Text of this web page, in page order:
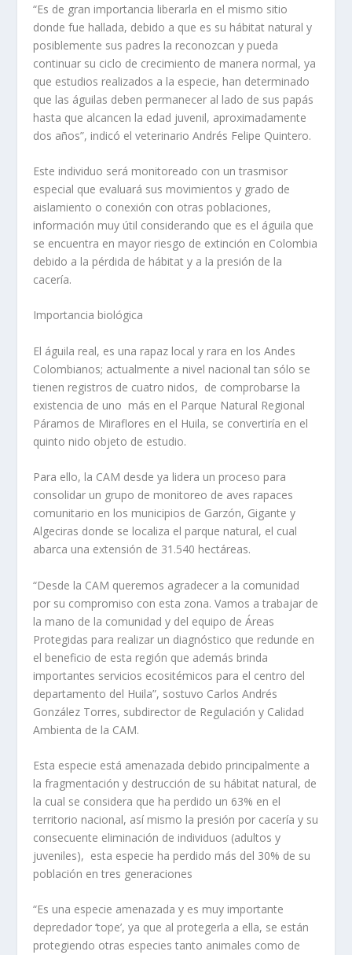
“Es de gran importancia liberarla en el mismo sitio
donde fue hallada, debido a que es su hábitat natural y
posiblemente sus padres la reconozcan y pueda
continuar su ciclo de crecimiento de manera normal, ya
que estudios realizados a la especie, han determinado
que las águilas deben permanecer al lado de sus papás
hasta que alcancen la edad juvenil, aproximadamente
dos años”, indicó el veterinario Andrés Felipe Quintero.
Este individuo será monitoreado con un trasmisor
especial que evaluará sus movimientos y grado de
aislamiento o conexión con otras poblaciones,
información muy útil considerando que es el águila que
se encuentra en mayor riesgo de extinción en Colombia
debido a la pérdida de hábitat y a la presión de la
cacería.
Importancia biológica
El águila real, es una rapaz local y rara en los Andes
Colombianos; actualmente a nivel nacional tan sólo se
tienen registros de cuatro nidos, de comprobarse la
existencia de uno más en el Parque Natural Regional
Páramos de Miraflores en el Huila, se convertiría en el
quinto nido objeto de estudio.
Para ello, la CAM desde ya lidera un proceso para
consolidar un grupo de monitoreo de aves rapaces
comunitario en los municipios de Garzón, Gigante y
Algeciras donde se localiza el parque natural, el cual
abarca una extensión de 31.540 hectáreas.
“Desde la CAM queremos agradecer a la comunidad
por su compromiso con esta zona. Vamos a trabajar de
la mano de la comunidad y del equipo de Áreas
Protegidas para realizar un diagnóstico que redunde en
el beneficio de esta región que además brinda
importantes servicios ecositémicos para el centro del
departamento del Huila”, sostuvo Carlos Andrés
González Torres, subdirector de Regulación y Calidad
Ambienta de la CAM.
Esta especie está amenazada debido principalmente a
la fragmentación y destrucción de su hábitat natural, de
la cual se considera que ha perdido un 63% en el
territorio nacional, así mismo la presión por cacería y su
consecuente eliminación de individuos (adultos y
juveniles), esta especie ha perdido más del 30% de su
población en tres generaciones
“Es una especie amenazada y es muy importante
depredador ‘tope’, ya que al protegerla a ella, se están
protegiendo otras especies tanto animales como de